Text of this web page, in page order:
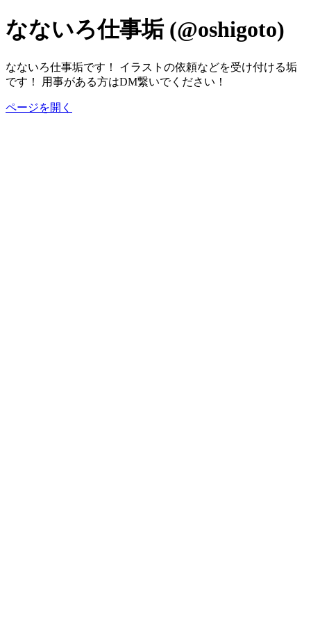
なないろ仕事垢 (@oshigoto)
なないろ仕事垢です！ イラストの依頼などを受け付ける垢
です！ 用事がある方はDM繋いでください！
ページを開く